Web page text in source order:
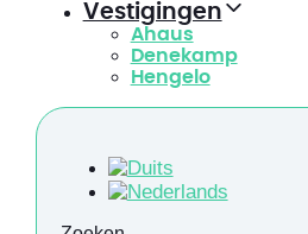
Vestigingen
Ahaus
Denekamp
Hengelo